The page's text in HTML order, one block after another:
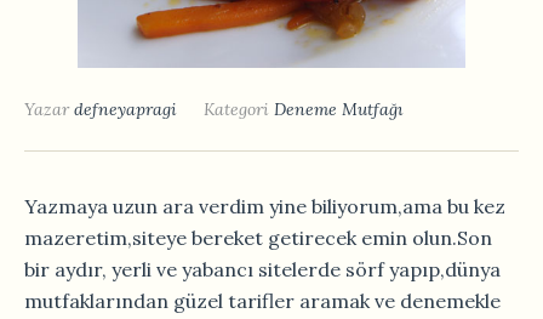
Yazardefneyapragi Kategori Deneme Mutfağı
Yazmaya uzun ara verdim yine biliyorum,ama bu kez
mazeretim,siteye bereket getirecek emin olun.Son
bir aydır, yerli ve yabancı sitelerde sörf yapıp,dünya
mutfaklarından güzel tarifler aramak ve denemekle